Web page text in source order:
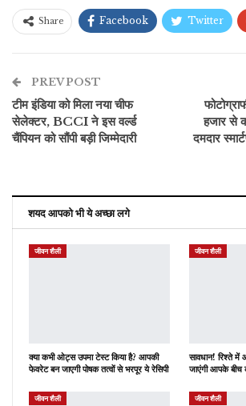
Share Facebook Twitter
ईमेल
PREV POST
टीम इंडिया को मिला नया चीफ
सेलेक्टर, BCCI ने इस वर्ल्ड
चैंपियन को सौंपी बड़ी जिम्मेदारी
हजार से
दमदार
शयद आपको भी ये अच्छा लगे
जीवन शैली
क्या कभी ओट्स उपमा टेस्ट किया है? आपकी
फेवरेट बन जाएगी पोषक तत्वों से भरपूर ये रेसिपी
जीवन शैली
सावधान! रिश्ते में
जाएंगी आपके बीच
जीवन शैली जीवन शैली